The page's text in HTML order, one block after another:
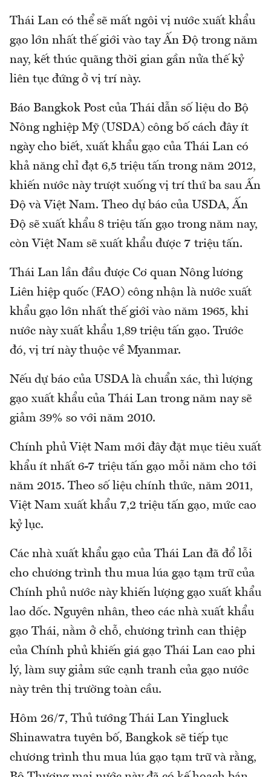
Thái Lan có thể sẽ mất ngôi vị nước xuất khẩu
gạo lớn nhất thế giới vào tay Ấn Độ trong năm
nay, kết thúc quãng thời gian gần nửa thế kỷ
liên tục đứng ở vị trí này.
Báo Bangkok Post của Thái dẫn số liệu do Bộ
Nông nghiệp Mỹ (USDA) công bố cách đây ít
ngày cho biết, xuất khẩu gạo của Thái Lan có
khả năng chỉ đạt 6,5 triệu tấn trong năm 2012,
khiến nước này trượt xuống vị trí thứ ba sau Ấn
Độ và Việt Nam. Theo dự báo của USDA, Ấn
Độ sẽ xuất khẩu 8 triệu tấn gạo trong năm nay,
còn Việt Nam sẽ xuất khẩu được 7 triệu tấn.
Thái Lan lần đầu được Cơ quan Nông lương
Liên hiệp quốc (FAO) công nhận là nước xuất
khẩu gạo lớn nhất thế giới vào năm 1965, khi
nước này xuất khẩu 1,89 triệu tấn gạo. Trước
đó, vị trí này thuộc về Myanmar.
Nếu dự báo của USDA là chuẩn xác, thì lượng
gạo xuất khẩu của Thái Lan trong năm nay sẽ
giảm 39% so với năm 2010.
Chính phủ Việt Nam mới đây đặt mục tiêu xuất
khẩu ít nhất 6-7 triệu tấn gạo mỗi năm cho tới
năm 2015. Theo số liệu chính thức, năm 2011,
Việt Nam xuất khẩu 7,2 triệu tấn gạo, mức cao
kỷ lục.
Các nhà xuất khẩu gạo của Thái Lan đã đổ lỗi
cho chương trình thu mua lúa gạo tạm trữ của
Chính phủ nước này khiến lượng gạo xuất khẩu
lao dốc. Nguyên nhân, theo các nhà xuất khẩu
gạo Thái, nằm ở chỗ, chương trình can thiệp
của Chính phủ khiến giá gạo Thái Lan cao phi
lý, làm suy giảm sức cạnh tranh của gạo nước
này trên thị trường toàn cầu.
Hôm 26/7, Thủ tướng Thái Lan Yingluck
Shinawatra tuyên bố, Bangkok sẽ tiếp tục
chương trình thu mua lúa gạo tạm trữ và rằng,